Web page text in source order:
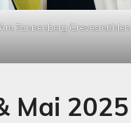
Tannenberg Grevesmühlen
Mai 2025